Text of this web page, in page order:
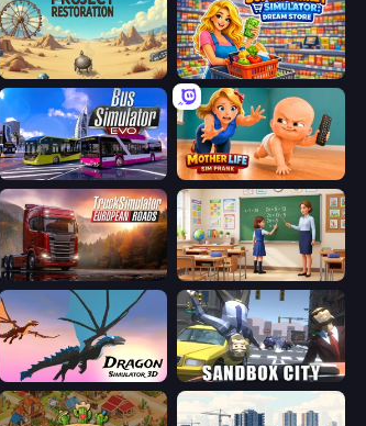
Project Restoration Supermarket Simulator: Dream Store
Bus Simulator: EVO Mother Life Simulator: Prank
Truck Simulator: European Roads High School Teacher Simulator
Dragon Simulator 3D Sandbox City